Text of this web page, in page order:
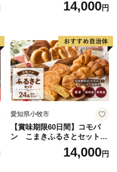
味しい炊き方ガイド付き）
14,000円
愛知県小牧市
【賞味期限60日間】コモパ
ン こまきふるさとセット
（24個入り）／災害用備蓄
保存食 非常食 防災グッズに
14,000円